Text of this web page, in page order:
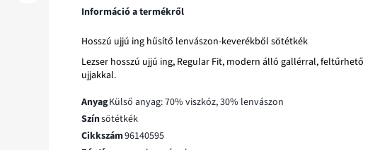
Információ a termékről
Hosszú ujjú ing hűsítő lenvászon-keverékből sötétkék
Lezser hosszú ujjú ing, Regular Fit, modern álló gallérral, feltűrhető
ujjakkal.
AnyagKülső anyag: 70% viszkóz, 30% lenvászon
Színsötétkék
Cikkszám96140595